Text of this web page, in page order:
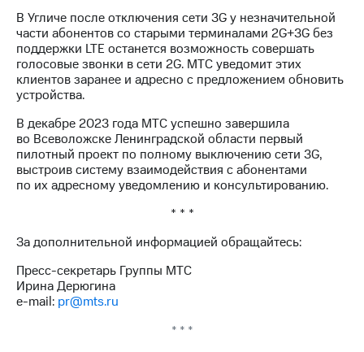
Дивиденды
Рынок
облигаций
Описание
Еврооблигации-2023
Уведомление
о
погашении
именных
облигаций
Другое
Реквизиты
развитие
деловая этика
На главную
В Угличе после отключения сети 3G у незначительной
части абонентов со старыми терминалами 2G+3G без
поддержки LTE останется возможность совершать
голосовые звонки в сети 2G. МТС уведомит этих
клиентов заранее и адресно с предложением обновить
устройства.
В декабре 2023 года МТС успешно завершила
во Всеволожске Ленинградской области первый
пилотный проект по полному выключению сети 3G,
выстроив систему взаимодействия с абонентами
по их адресному уведомлению и консультированию.
* * *
За дополнительной информацией обращайтесь:
Пресс-секретарь Группы МТС
Ирина Дерюгина
e-mail: pr@mts.ru
* * *